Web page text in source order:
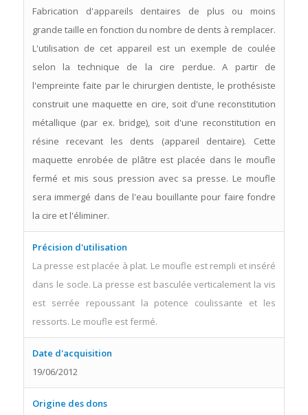
Fabrication d'appareils dentaires de plus ou moins
grande taille en fonction du nombre de dents à remplacer.
L'utilisation de cet appareil est un exemple de coulée
selon la technique de la cire perdue. A partir de
l'empreinte faite par le chirurgien dentiste, le prothésiste
construit une maquette en cire, soit d'une reconstitution
métallique (par ex. bridge), soit d'une reconstitution en
résine recevant les dents (appareil dentaire). Cette
maquette enrobée de plâtre est placée dans le moufle
fermé et mis sous pression avec sa presse. Le moufle
sera immergé dans de l'eau bouillante pour faire fondre
la cire et l'éliminer.
Précision d'utilisation
La presse est placée à plat. Le moufle est rempli et inséré
dans le socle. La presse est basculée verticalement la vis
est serrée repoussant la potence coulissante et les
ressorts. Le moufle est fermé.
Date d'acquisition
19/06/2012
Origine des dons